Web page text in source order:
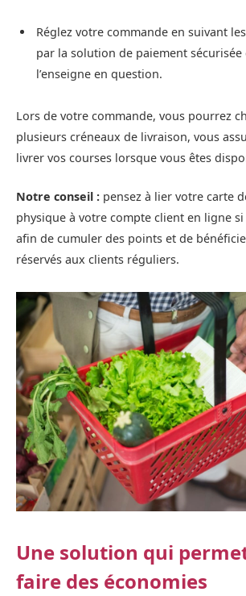
Réglez votre commande en suivant
par la solution de paiement sécurisée
l’enseigne en question.
Lors de votre commande, vous pourrez
plusieurs créneaux de livraison, vous
livrer vos courses lorsque vous êtes
Notre conseil : pensez à lier votre carte
physique à votre compte client en ligne si
afin de cumuler des points et de
réservés aux clients réguliers.
Une solution qui
faire des économies